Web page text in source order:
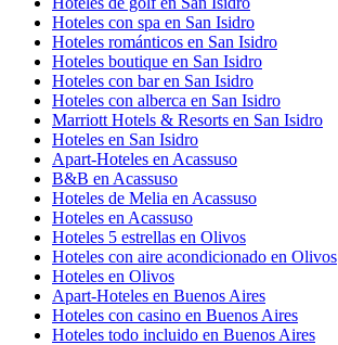
Hoteles con spa en San Isidro
Hoteles románticos en San Isidro
Hoteles boutique en San Isidro
Hoteles con bar en San Isidro
Hoteles con alberca en San Isidro
Marriott Hotels & Resorts en San Isidro
Hoteles en San Isidro
Apart-Hoteles en Acassuso
B&B en Acassuso
Hoteles de Melia en Acassuso
Hoteles en Acassuso
Hoteles 5 estrellas en Olivos
Hoteles con aire acondicionado en Olivos
Hoteles en Olivos
Apart-Hoteles en Buenos Aires
Hoteles con casino en Buenos Aires
Hoteles todo incluido en Buenos Aires